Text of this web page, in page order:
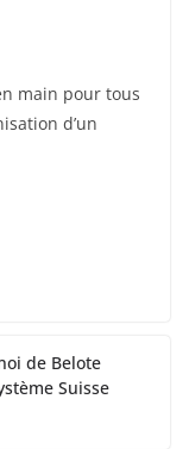
main pour tous
d’un
de Belote
Suisse